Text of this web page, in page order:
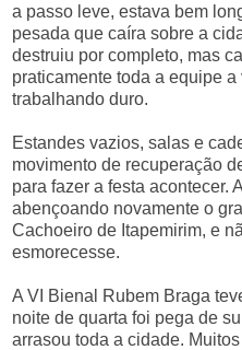
a passo leve, estava bem
pesada que caíra sobre a
destruiu por completo, mas
praticamente toda a equipe
trabalhando duro.
Estandes vazios, salas e
movimento de recuperação
para fazer a festa acontecer.
abençoando novamente o
Cachoeiro de Itapemirim, e
esmorecesse.
A VI Bienal Rubem Braga
noite de quarta foi pega de
arrasou toda a cidade.